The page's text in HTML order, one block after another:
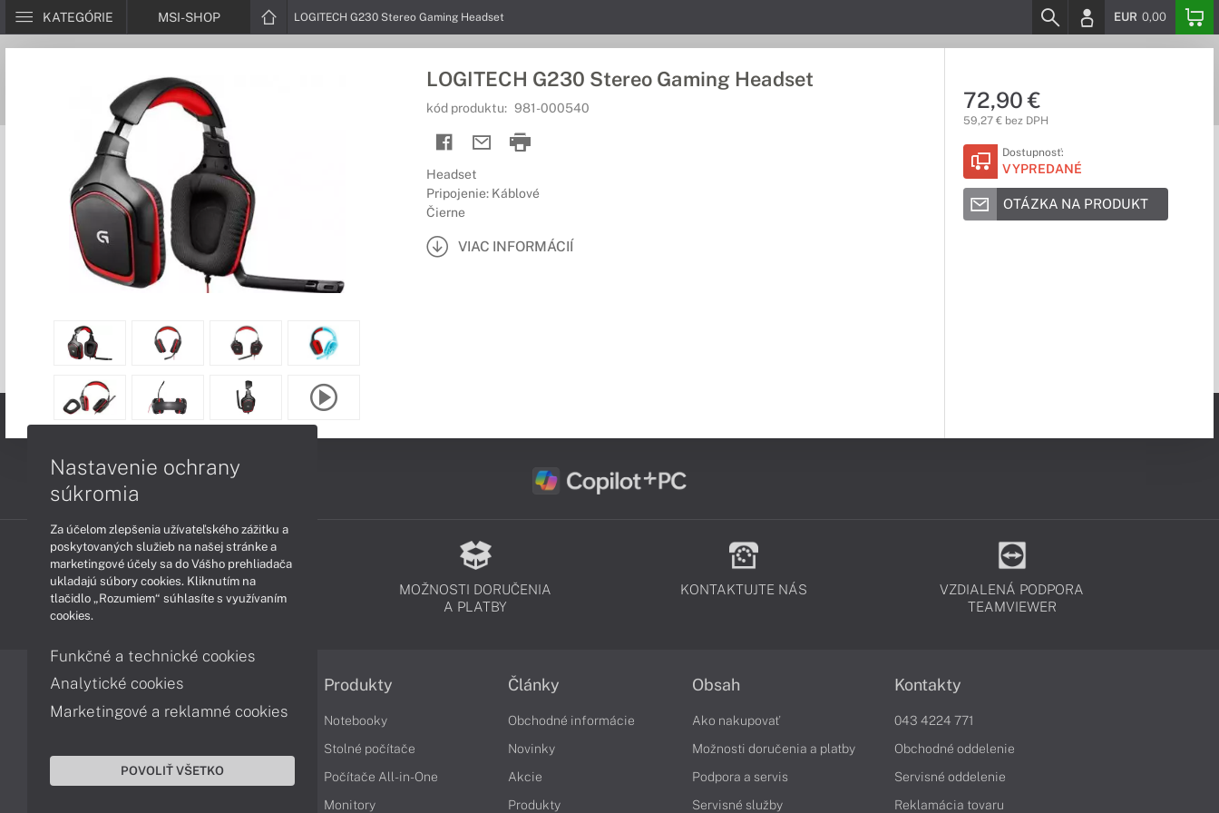
KATEGÓRIE MSI-SHOP LOGITECH G230 Stereo Gaming Headset EUR 0,00
LOGITECH G230 Stereo Gaming Headset
kód produktu: 981-000540
Headset
Pripojenie: Káblové
Čierne
VIAC INFORMÁCIÍ
72,90 €
59,27 € bez DPH
Dostupnosť:
VYPREDANÉ
OTÁZKA NA PRODUKT
PODPORA A SERVIS
MOŽNOSTI DORUČENIA
A PLATBY
KONTAKTUJTE NÁS
VZDIALENÁ PODPORA
TEAMVIEWER
Informácie
Obchodné podmienky
Ochrana osobných údajov
Produkty
Notebooky
Stolné počítače
Počítače All-in-One
Monitory
Články
Obchodné informácie
Novinky
Akcie
Produkty
Obsah
Ako nakupovať
Možnosti doručenia a platby
Podpora a servis
Servisné služby
Kontakty
043 4224 771
Obchodné oddelenie
Servisné oddelenie
Reklamácia tovaru
Nastavenie ochrany
súkromia
Za účelom zlepšenia užívateľského zážitku a
poskytovaných služieb na našej stránke a
marketingové účely sa do Vášho prehliadača
ukladajú súbory cookies. Kliknutím na
tlačidlo „Rozumiem“ súhlasíte s využívaním
cookies.
Funkčné a technické cookies
Analytické cookies
Marketingové a reklamné cookies
POVOLIŤ VŠETKO